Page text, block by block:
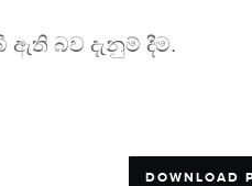
බව දැනුම් දීම.
DOWNLOAD